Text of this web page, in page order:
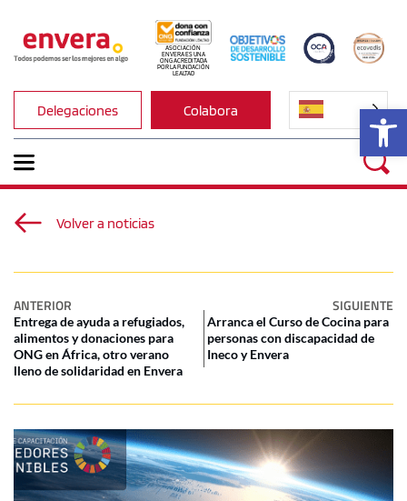
ASOCIACIÓN
ENVERA ES UNA
ONG ACREDITADA
POR LA FUNDACIÓN
LEALTAD
Delegaciones Colabora
Volver a noticias
ANTERIOR SIGUIENTE
Entrega de ayuda a refugiados,
alimentos y donaciones para
ONG en África, otro verano
lleno de solidaridad en Envera
Arranca el Curso de Cocina para
personas con discapacidad de
Ineco y Envera